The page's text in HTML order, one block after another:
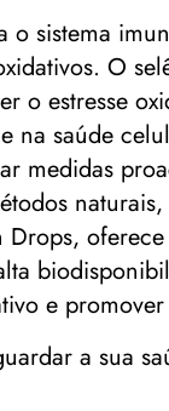
sistema
O
o estresse
saúde
medidas
e
a sua